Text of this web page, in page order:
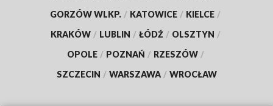
GORZÓW WLKP. / KATOWICE / KIELCE /
KRAKÓW / LUBLIN / ŁÓDŹ / OLSZTYN /
OPOLE / POZNAŃ / RZESZÓW /
SZCZECIN / WARSZAWA / WROCŁAW